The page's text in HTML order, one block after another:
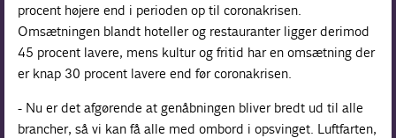
procent højere end i perioden op til coronakrisen.
Omsætningen blandt hoteller og restauranter ligger derimod
45 procent lavere, mens kultur og fritid har en omsætning der
er knap 30 procent lavere end før coronakrisen.
- Nu er det afgørende at genåbningen bliver bredt ud til alle
brancher, så vi kan få alle med ombord i opsvinget. Luftfarten,